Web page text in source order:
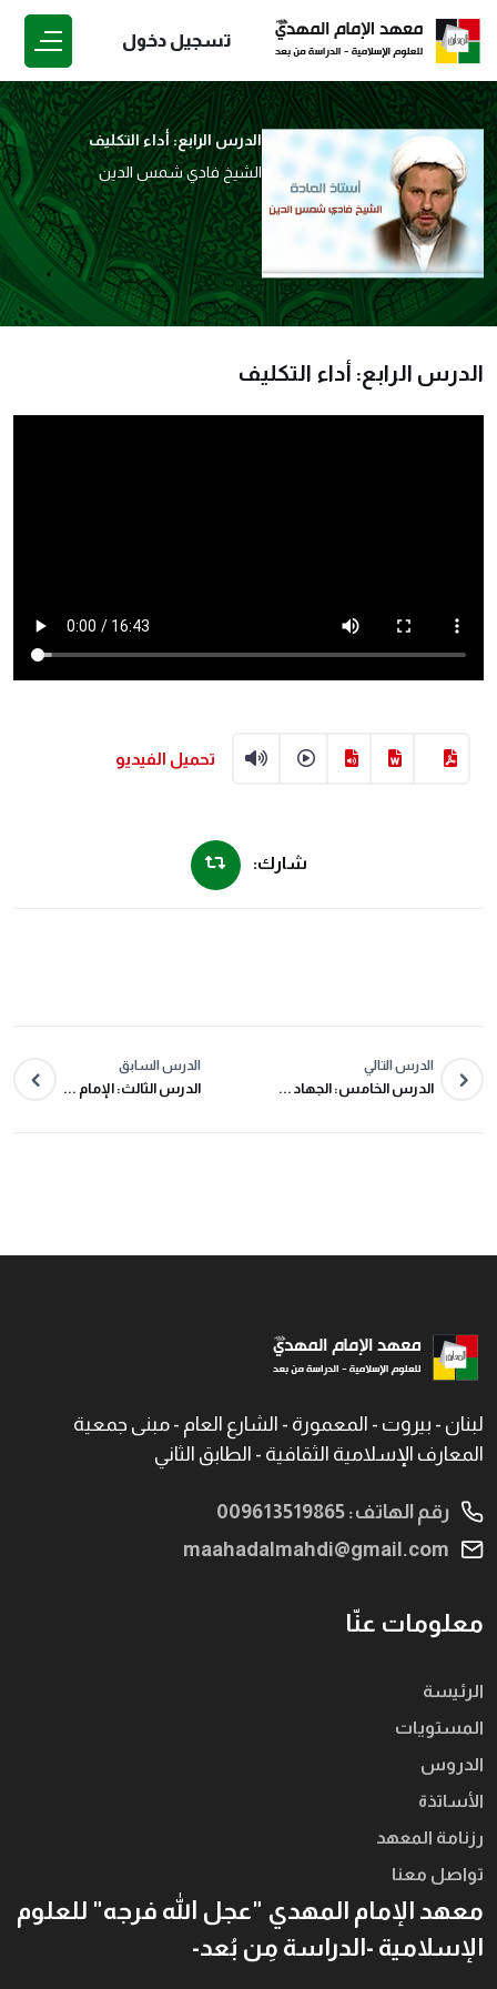
تسجيل دخول
الدرس الرابع: أداء التكليف
الشيخ فادي شمس الدين
الدرس الرابع: أداء التكليف
تحميل الفيديو
شارك:
الدرس التالي
الدرس الخامس: الجهاد ...
الدرس السابق
الدرس الثالث: الإمام ...
لبنان - بيروت - المعمورة - الشارع العام - مبنى جمعية
المعارف الإسلامية الثقافية - الطابق الثاني
رقم الهاتف: 009613519865
maahadalmahdi@gmail.com
معلومات عنّا
الرئيسة
المستويات
الدروس
الأساتذة
رزنامة المعهد
تواصل معنا
معهد الإمام المهدي "عجل الله فرجه" للعلوم
الإسلامية -الدراسة مِن بُعد-